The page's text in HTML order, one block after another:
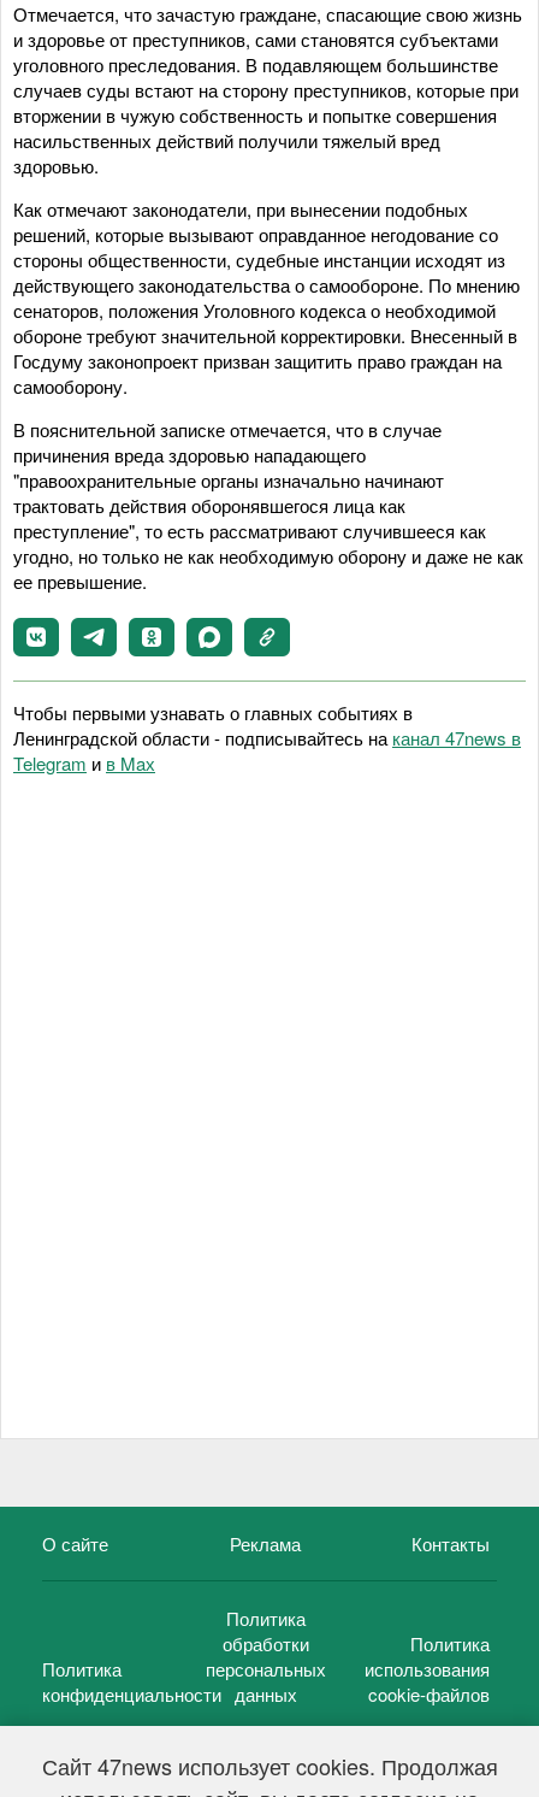
Сайт 47news использует cookies. Продолжая
Отмечается, что зачастую граждане, спасающие свою жизнь
и здоровье от преступников, сами становятся субъектами
уголовного преследования. В подавляющем большинстве
случаев суды встают на сторону преступников, которые при
вторжении в чужую собственность и попытке совершения
насильственных действий получили тяжелый вред
здоровью.
Как отмечают законодатели, при вынесении подобных
решений, которые вызывают оправданное негодование со
стороны общественности, судебные инстанции исходят из
действующего законодательства о самообороне. По мнению
сенаторов, положения Уголовного кодекса о необходимой
обороне требуют значительной корректировки. Внесенный в
Госдуму законопроект призван защитить право граждан на
самооборону.
В пояснительной записке отмечается, что в случае
причинения вреда здоровью нападающего
"правоохранительные органы изначально начинают
трактовать действия оборонявшегося лица как
преступление", то есть рассматривают случившееся как
угодно, но только не как необходимую оборону и даже не как
ее превышение.
Чтобы первыми узнавать о главных событиях в
Ленинградской области - подписывайтесь на канал 47news в
Telegram и в Maх
О сайте Реклама Контакты
Политика
конфиденциальности
Политика
обработки
персональных
данных
Политика
использования
cookie-файлов